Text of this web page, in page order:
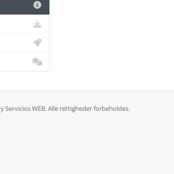
Servicios WEB. Alle rettigheder forbeholdes.